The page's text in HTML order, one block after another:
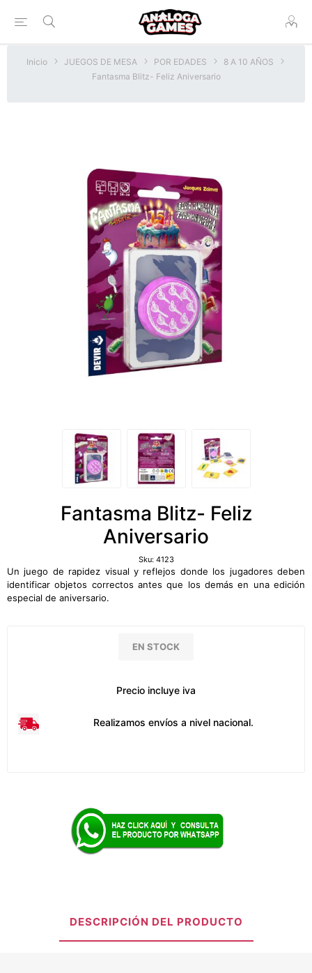
Inicio JUEGOS DE MESA POR EDADES
8 A 10 AÑOS
Fantasma Blitz- Feliz Aniversario
Fantasma Blitz- Feliz
Aniversario
Sku: 4123
Un juego de rapidez visual y reflejos donde los jugadores deben
identificar objetos correctos antes que los demás en una edición
especial de aniversario.
EN STOCK
Precio incluye iva
Realizamos envíos a nivel nacional.
DESCRIPCIÓN DEL PRODUCTO